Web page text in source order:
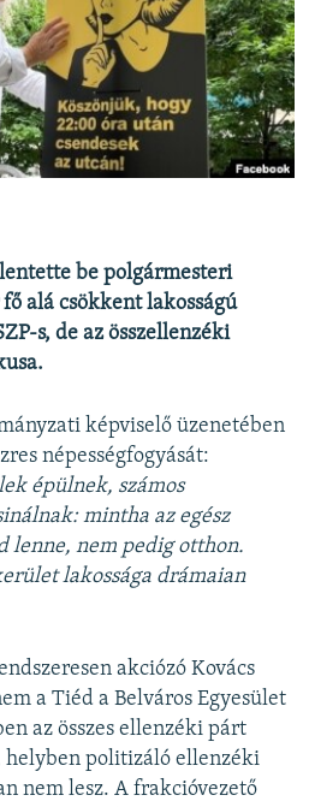
be polgármesteri
alá csökkent lakosságú
s, de az összellenzéki
képviselő üzenetében
népességfogyását:
épülnek, számos
mintha az egész
lenne, nem pedig otthon.
lakossága drámaian
akciózó Kovács
a Tiéd a Belváros Egyesület
az összes ellenzéki párt
politizáló ellenzéki
nem lesz. A frakcióvezető